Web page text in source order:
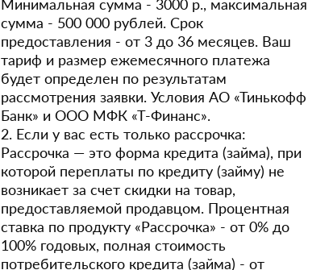
Минимальная сумма - 3000 р., максимальная
сумма - 500 000 рублей. Срок
предоставления - от 3 до 36 месяцев. Ваш
тариф и размер ежемесячного платежа
будет определен по результатам
рассмотрения заявки. Условия АО «Тинькофф
Банк» и ООО МФК «Т-Финанс».
2. Если у вас есть только рассрочка:
Рассрочка — это форма кредита (займа), при
которой переплаты по кредиту (займу) не
возникает за счет скидки на товар,
предоставляемой продавцом. Процентная
ставка по продукту «Рассрочка» - от 0% до
100% годовых, полная стоимость
потребительского кредита (займа) - от